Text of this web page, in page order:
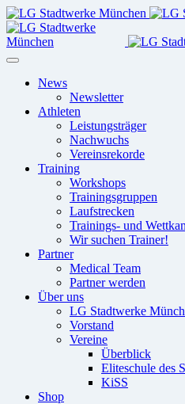
News
Newsletter
Athleten
Leistungsträger
Nachwuchs
Vereinsrekorde
Training
Workshops
Trainingsgruppen
Laufstrecken
Trainings- und
Wir suchen Trainer!
Partner
Medical Team
Partner werden
Über uns
LG Stadtwerke
Vorstand
Vereine
Überblick
Eliteschule des
KiSS
Shop